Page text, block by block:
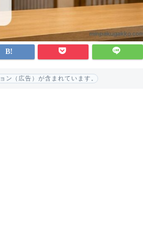
ン（広告）が含まれています。